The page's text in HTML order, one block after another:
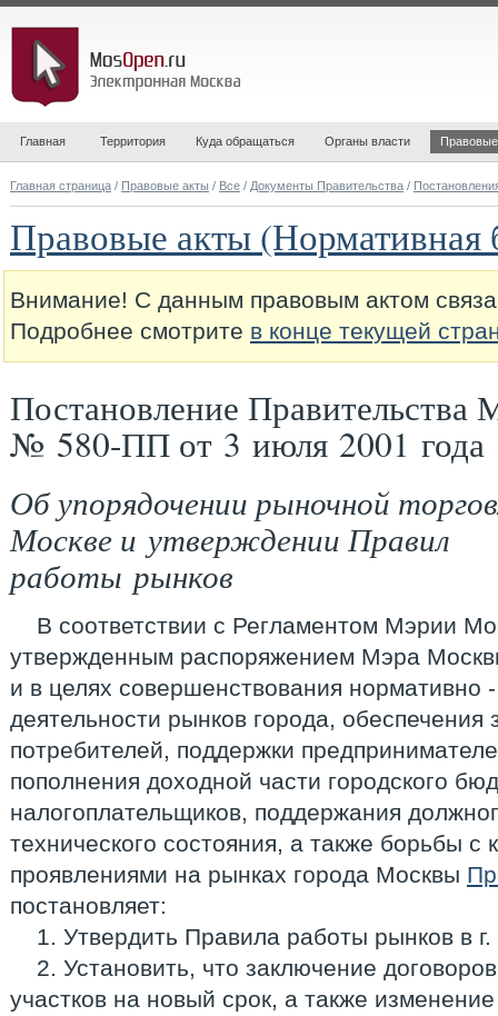
Главная Территория Куда обращаться Органы власти
Главная страница / Правовые акты / Все / Документы Правительства /
Правовые акты (Нормативная
Внимание! С данным правовым актом
Подробнее смотрите в конце текущей
Постановление Правительства
№ 580-ПП от 3 июля 2001 года
Об упорядочении рыночной
Москве и утверждении Правил
работы рынков
В соответствии с Регламентом Мэрии
утвержденным распоряжением Мэра
и в целях совершенствования нормативно
деятельности рынков города, обеспечения
потребителей, поддержки
пополнения доходной части городского
налогоплательщиков, поддержания
технического состояния, а также борьбы
проявлениями на рынках города Москвы
постановляет:
1. Утвердить Правила работы рынков в
2. Установить, что заключение
участков на новый срок, а также